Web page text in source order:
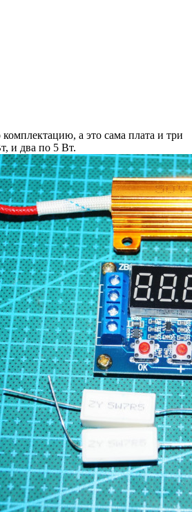
а это сама плата и три
и два по 5 Вт.